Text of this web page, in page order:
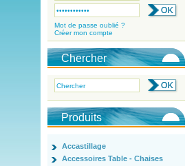
Mot de passe oublié ?
Créer mon compte
Chercher
Produits
Accastillage
Accessoires Table - Chaises